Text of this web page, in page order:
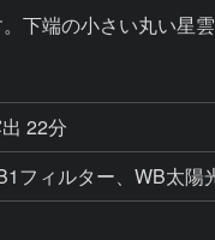
端の小さい丸い星
22分
フィルター、WB太